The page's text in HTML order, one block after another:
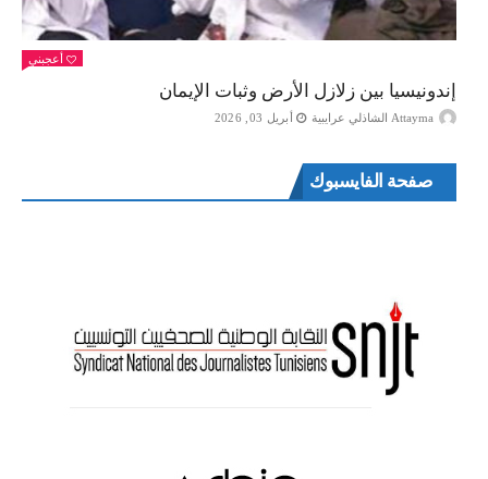
أعجبني
إندونيسيا بين زلازل الأرض وثبات الإيمان
Attayma الشاذلي عرايبية أبريل 03, 2026
صفحة الفايسبوك